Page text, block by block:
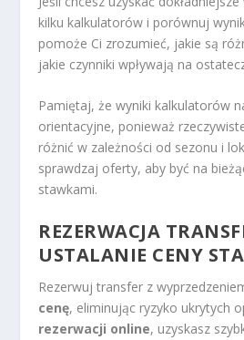
kilku kalkulatorów i porównuj
pomoże Ci zrozumieć, jakie są
jakie czynniki wpływają na
Pamiętaj, że wyniki kalkulatorów
orientacyjne, ponieważ
różnić w zależności od sezonu i
sprawdzaj oferty, aby być na
stawkami.
REZERWACJA
USTALANIE CENY
Rezerwuj transfer z
cenę, eliminując ryzyko ukrytych
rezerwacji online, uzyskasz